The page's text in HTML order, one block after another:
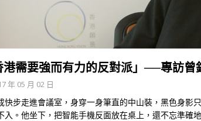
港需要強而有力的反對派」──專訪曾
年 05 月 02 日
快步走進會議室，身穿一身筆直的中山裝，黑色身影
入。他坐下，把智能手機反面放在桌上，還不忘準確